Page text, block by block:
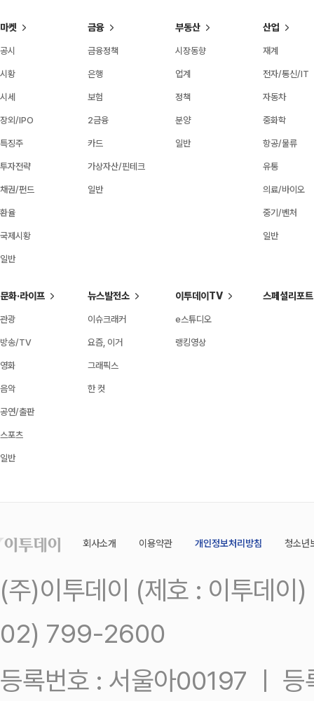
마켓
공시
시황
시세
장외/IPO
특징주
투자전략
채권/펀드
환율
국제시황
일반
금융
금융정책
은행
보험
2금융
카드
가상자산/핀테크
일반
부동산
시장동향
업계
정책
분양
일반
산업
재계
전자/통신/IT
자동차
중화학
항공/물류
유통
의료/바이오
중기/벤처
일반
문화·라이프
관광
방송/TV
영화
음악
공연/출판
스포츠
일반
뉴스발전소
이슈크래커
요즘, 이거
그래픽스
한 컷
이투데이TV
e스튜디오
랭킹영상
스페셜리포트
회사소개 이용약관 개인정보처리방침 청소년
(주)이투데이 (제호 : 이투데
02) 799-2600
등록번호 : 서울아00197 ㅣ